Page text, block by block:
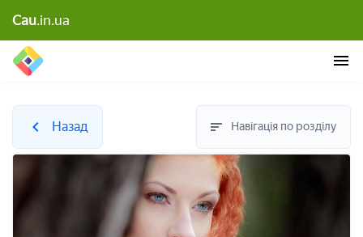
Cau.in.ua
Назад Навігація по розділу